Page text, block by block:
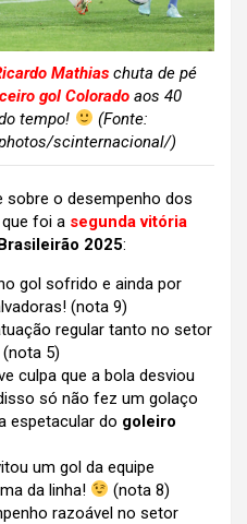
Mathiaschuta de pé
gol Colorado aos 40
tempo!
(Fonte:
scinternacional/)
sobre o desempenho dos
foi a segunda vitória
2025:
gol sofrido e ainda por
(nota 9)
regular tanto no setor
5)
culpa que a bola desviou
só não fez um golaço
espetacular do goleiro
um gol da equipe
da linha!
(nota 8)
razoável no setor